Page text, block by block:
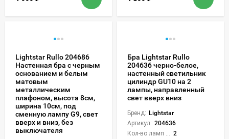
Lightstar Rullo 204686
Настенная бра с черным
основанием и белым
матовым
металлическим
плафоном, высота 8см,
ширина 10см, под
сменную лампу G9, свет
вверх и вниз, без
выключателя
Бра Lightstar Rullo
204636 черно-белое,
настенный светильник
цилиндр GU10 на 2
лампы, направленный
свет вверх вниз
Бренд: Lightstar
Артикул: 204636
2